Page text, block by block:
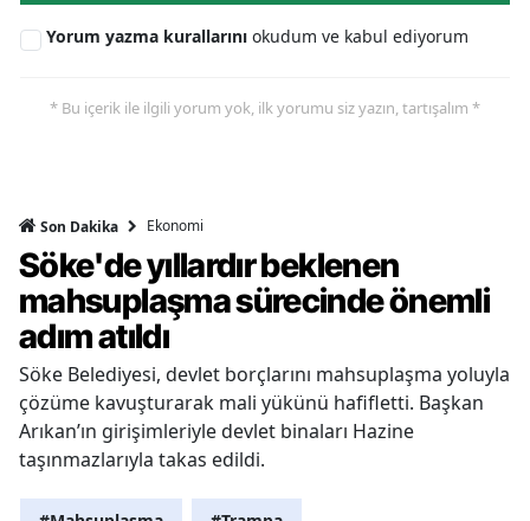
Yorum yazma kurallarını okudum ve kabul ediyorum
* Bu içerik ile ilgili yorum yok, ilk yorumu siz yazın, tartışalım *
Son Dakika Ekonomi
Söke'de yıllardır beklenen
mahsuplaşma sürecinde önemli
adım atıldı
Söke Belediyesi, devlet borçlarını mahsuplaşma yoluyla
çözüme kavuşturarak mali yükünü hafifletti. Başkan
Arıkan’ın girişimleriyle devlet binaları Hazine
taşınmazlarıyla takas edildi.